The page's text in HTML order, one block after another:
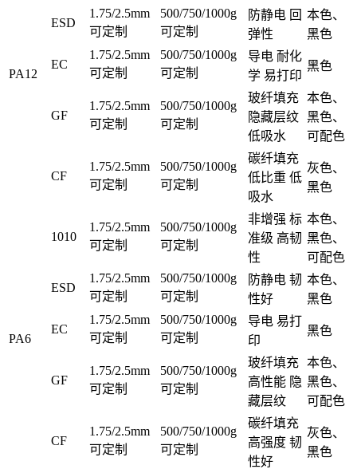
PA12
ESD
1.75/2.5mm
可定制
500/750/1000g
可定制
防静电 回
弹性
本色、
黑色
EC
1.75/2.5mm
可定制
500/750/1000g
可定制
导电 耐化
学 易打印
黑色
GF
1.75/2.5mm
可定制
500/750/1000g
可定制
玻纤填充
隐藏层纹
低吸水
本色、
黑色、
可配色
CF
1.75/2.5mm
可定制
500/750/1000g
可定制
碳纤填充
低比重 低
吸水
灰色、
黑色
PA6
1010
1.75/2.5mm
可定制
500/750/1000g
可定制
非增强 标
准级 高韧
性
本色、
黑色、
可配色
ESD
1.75/2.5mm
可定制
500/750/1000g
可定制
防静电 韧
性好
本色、
黑色
EC
1.75/2.5mm
可定制
500/750/1000g
可定制
导电 易打
印
黑色
GF
1.75/2.5mm
可定制
500/750/1000g
可定制
玻纤填充
高性能 隐
藏层纹
本色、
黑色、
可配色
CF
1.75/2.5mm
可定制
500/750/1000g
可定制
碳纤填充
高强度 韧
性好
灰色、
黑色